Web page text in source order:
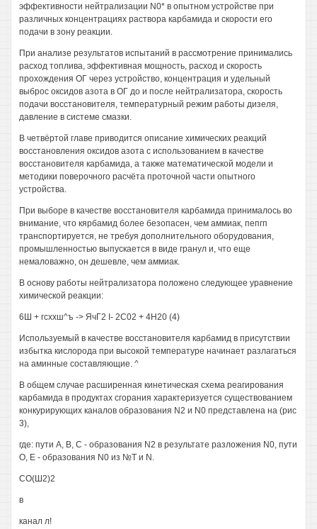
эффективности нейтрализации N0* в опытном устройстве при
различных концентрациях раствора карбамида и скорости его
подачи в зону реакции.
При анализе результатов испытаний в рассмотрение принимались
расход топлива, эффективная мощность, расход и скорость
прохождения ОГ через устройство, концентрация и удельный
выброс оксидов азота в ОГ до и после нейтрализатора, скорость
подачи восстановителя, температурный режим работы дизеля,
давление в системе смазки.
В четвёртой главе приводится описание химических реакций
восстановления оксидов азота с использованием в качестве
восстановителя карбамида, а также математической модели и
методики поверочного расчёта проточной части опытного
устройства.
При выборе в качестве восстановителя карбамида принималось во
внимание, что кярбамид более безопасен, чем аммиак, пепгп
транспортируется, не требуя дополнительного оборудования,
промышленностью выпускается в виде гранул и, что еще
немаловажно, он дешевле, чем аммиак.
В основу работы нейтрализатора положено следующее уравнение
химической реакции:
6Ш + гсххш^ъ -> ЯчГ2 I- 2С02 + 4Н20 (4)
Используемый в качестве восстановителя карбамид в присутствии
избытка кислорода при высокой температуре начинает разлагаться
на аминные составляющие. ^
В общем случае расширенная кинетическая схема реагирования
карбамида в продуктах сгорания характеризуется существованием
конкурирующих каналов образования N2 и N0 представлена на (рис
3),
где: пути А, В, С - образования N2 в результате разложения N0, пути
О, Е - образования N0 из №Т и N.
СО(Ш2)2
в
канал л!